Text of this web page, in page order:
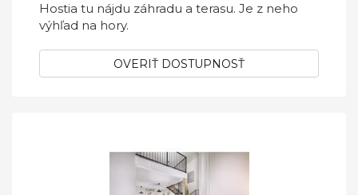
Hostia tu nájdu záhradu a terasu. Je z neho
výhľad na hory.
OVERIŤ DOSTUPNOSŤ